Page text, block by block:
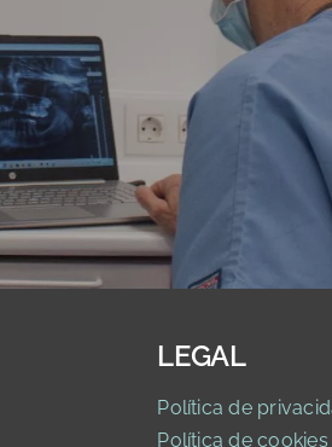
LEGAL
Política de privaci
Política de cookies